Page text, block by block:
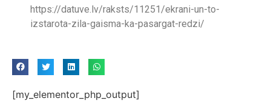
https://datuve.lv/raksts/11251/ekrani-un-to-
izstarota-zila-gaisma-ka-pasargat-redzi/
[my_elementor_php_output]